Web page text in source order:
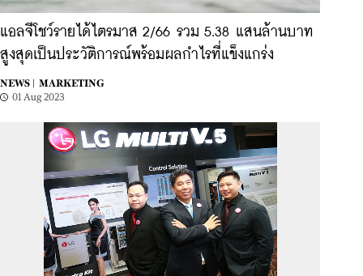
แอลจีโชว์รายได้ไตรมาส 2/66 รวม 5.38 แสนล้านบาท
สูงสุดเป็นประวัติการณ์พร้อมผลกำไรที่แข็งแกร่ง
NEWS |
MARKETING
01 Aug 2023